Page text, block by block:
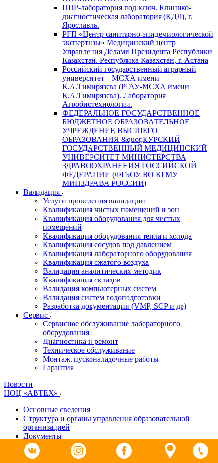
ПЦР-лаборатория под ключ. Клинико-
диагностическая лаборатория (КДЛ), г.
Ярославль.
РГП «Центр санитарно-эпидемиологической
экспертизы» Медицинский центр
Управления Делами Президента Республики
Казахстан. Республика Казахстан, г. Астана
Российский государственный аграрный
университет – МСХА имени
К.А.Тимирязева (РГАУ-МСХА имени
К.А.Тимирязева). Лаборатория
Агробиотехнологии.
ФЕДЕРАЛЬНОЕ ГОСУДАРСТВЕННОЕ
БЮДЖЕТНОЕ ОБРАЗОВАТЕЛЬНОЕ
УЧРЕЖДЕНИЕ ВЫСШЕГО
ОБРАЗОВАНИЯ &quot;КУРСКИЙ
ГОСУДАРСТВЕННЫЙ МЕДИЦИНСКИЙ
УНИВЕРСИТЕТ МИНИСТЕРСТВА
ЗДРАВООХРАНЕНИЯ РОССИЙСКОЙ
ФЕДЕРАЦИИ (ФГБОУ ВО КГМУ
МИНЗДРАВА РОССИИ)
Валидация
Услуги проведения валидации
Квалификация чистых помещений и зон
Квалификация оборудования для чистых
помещений
Квалификация оборудования тепла и холода
Квалификация сосудов под давлением
Квалификация лабораторного оборудования
Квалификация сжатого воздуха
Валидация аналитических методик
Квалификация складов
Валидация компьютерных систем
Валидация систем водоподготовки
Разработка документации (VMP, SOP и др)
Cервис
Сервисное обслуживание лабораторного
оборудования
Диагностика и ремонт
Техническое обслуживание
Монтаж, пусконаладочные работы
Гарантия
Новости
НОЦ «АВТЕХ»
Основные сведения
Структура и органы управления образовательной
организацией
Документы
Образование
Руководство. Педагогический (научно-педагогический)